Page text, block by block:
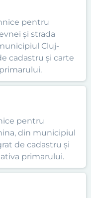
pentru
și strada
Cluj-
cadastru și carte
pentru
din municipiul
de cadastru și
primarului.